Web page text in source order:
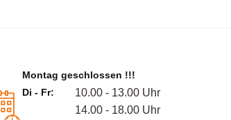
Montag geschlossen !!!
Di - Fr:
10.00 - 13.00 Uhr
14.00 - 18.00 Uhr